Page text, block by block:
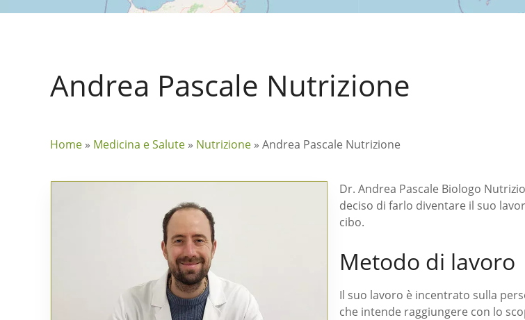
Andrea Pascale Nutrizione
Home » Medicina e Salute » Nutrizione » Andrea Pascale Nutrizione
Dr. Andrea Pascale Biologo
deciso di farlo diventare il suo
cibo.
Metodo di lavoro
Il suo lavoro è incentrato sulla
che intende raggiungere con lo